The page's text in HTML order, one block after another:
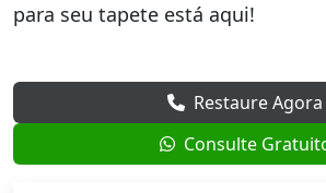
para seu tapete está aqui!
Restaure Agora
Consulte